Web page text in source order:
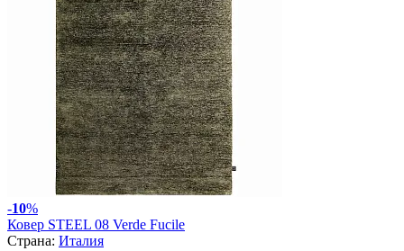
-10%
Ковер STEEL 08 Verde Fucile
Страна: Италия